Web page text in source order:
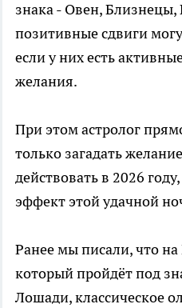
знака - Овен, Близнецы,
позитивные сдвиги
если у них есть
желания.
При этом астролог
только загадать
действовать в 2026
эффект этой удачной
Ранее мы писали, что
который пройдёт под
Лошади, классическое